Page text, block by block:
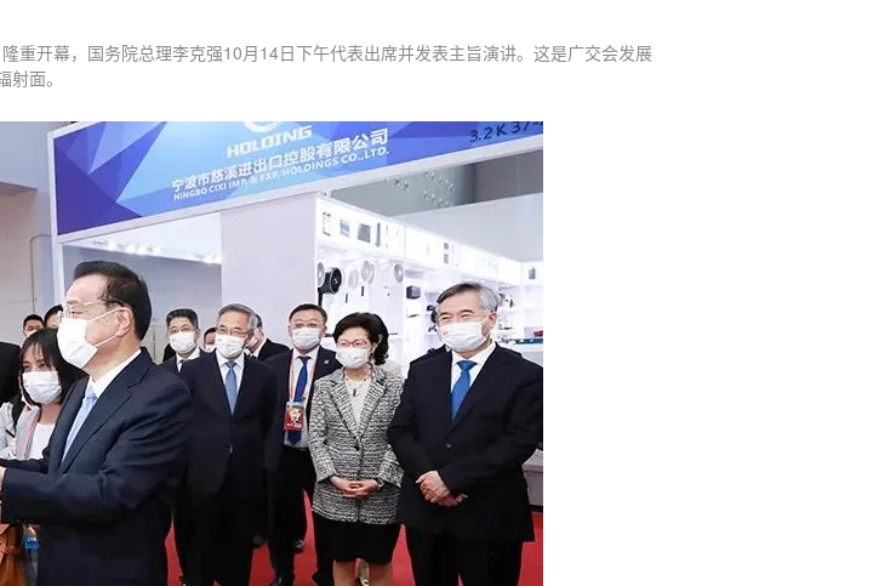
重开幕，国务院总理李克强10月14日下午代表出席并发表主旨演讲。这是广交会发展
面。